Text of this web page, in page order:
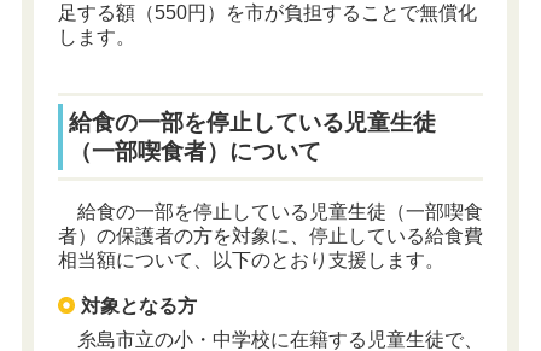
足する額（550円）を市が負担することで無償化
します。
給食の一部を停止している児童生徒
（一部喫食者）について
給食の一部を停止している児童生徒（一部喫食
者）の保護者の方を対象に、停止している給食費
相当額について、以下のとおり支援します。
対象となる方
糸島市立の小・中学校に在籍する児童生徒で、